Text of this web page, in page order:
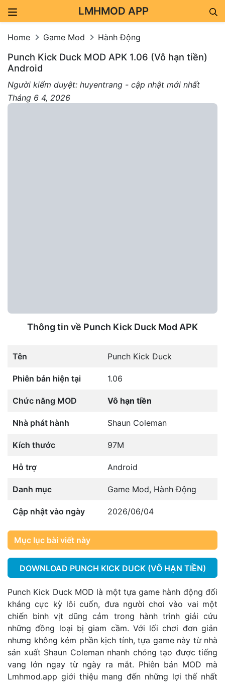
LMHMOD APP
Home Game Mod Hành Động
Punch Kick Duck MOD APK 1.06 (Vô hạn tiền)
Android
Người kiểm duyệt: huyentrang - cập nhật mới nhất
Tháng 6 4, 2026
Thông tin về Punch Kick Duck Mod APK
Tên Punch Kick Duck
Phiên bản hiện tại 1.06
Chức năng MOD Vô hạn tiền
Nhà phát hành Shaun Coleman
Kích thước 97M
Hỗ trợ Android
Danh mục Game Mod, Hành Động
Cập nhật vào ngày 2026/06/04
Mục lục bài viết này
DOWNLOAD PUNCH KICK DUCK (VÔ HẠN TIỀN)
Punch Kick Duck MOD là một tựa game hành động đối
kháng cực kỳ lôi cuốn, đưa người chơi vào vai một
chiến binh vịt dũng cảm trong hành trình giải cứu
những đồng loại bị giam cầm. Với lối chơi đơn giản
nhưng không kém phần kịch tính, tựa game này từ nhà
sản xuất Shaun Coleman nhanh chóng tạo được tiếng
vang lớn ngay từ ngày ra mắt. Phiên bản MOD mà
Lmhmod.app giới thiệu mang đến những lợi thế nhất